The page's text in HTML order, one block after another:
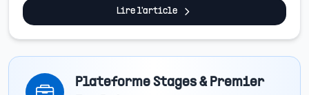
titre de l&rsquo;ann&eacute;e de formation ...
Lire l'article
Plateforme Stages & Premier